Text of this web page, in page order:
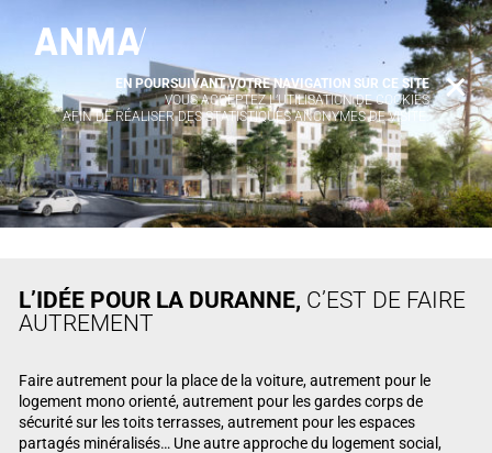
L’IDÉE POUR LA DURANNE, C’EST DE FAIRE
AUTREMENT
Faire autrement pour la place de la voiture, autrement pour le
logement mono orienté, autrement pour les gardes corps de
sécurité sur les toits terrasses, autrement pour les espaces
partagés minéralisés… Une autre approche du logement social,
EN POURSUIVANT VOTRE NAVIGATION SUR CE SITE
VOUS ACCEPTEZ L’UTILISATION DE COOKIES
AFIN DE RÉALISER DES STATISTIQUES ANONYMES DE VISITE.
X